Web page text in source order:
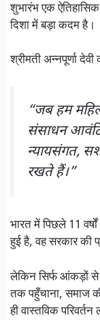
शुभारंभ एक
दिशा में बड़ा कदम है।
श्रीमती अन्नपूर्णा
“जब हम
संसाधन
न्यायसंगत,
रखते हैं।”
भारत में पिछले 11
हुई है, वह सरकार की
लेकिन सिर्फ आंकड़ों से
तक पहुँचाना, समाज
ही वास्तविक परिवर्तन